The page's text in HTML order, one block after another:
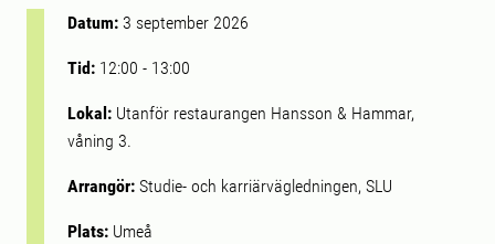
Datum: 3 september 2026
Tid: 12:00 - 13:00
Lokal: Utanför restaurangen Hansson & Hammar,
våning 3.
Arrangör: Studie- och karriärvägledningen, SLU
Plats: Umeå